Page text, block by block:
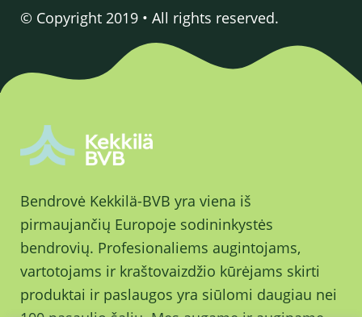
© Copyright 2019 • All rights reserved.
Bendrovė Kekkilä-BVB yra viena iš
pirmaujančių Europoje sodininkystės
bendrovių. Profesionaliems augintojams,
vartotojams ir kraštovaizdžio kūrėjams skirti
produktai ir paslaugos yra siūlomi daugiau nei